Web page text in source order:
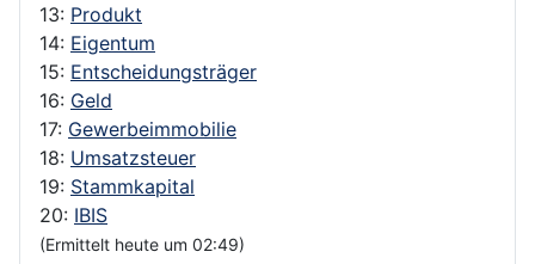
13: Produkt
14: Eigentum
15: Entscheidungsträger
16: Geld
17: Gewerbeimmobilie
18: Umsatzsteuer
19: Stammkapital
20: IBIS
(Ermittelt heute um 02:49)